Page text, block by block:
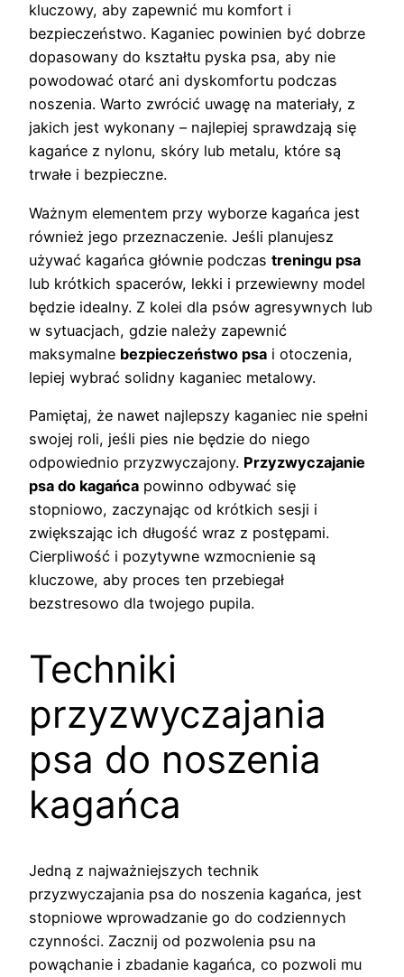
kluczowy, aby zapewnić mu komfort i
bezpieczeństwo. Kaganiec powinien być dobrze
dopasowany do kształtu pyska psa, aby nie
powodować otarć ani dyskomfortu podczas
noszenia. Warto zwrócić uwagę na materiały, z
jakich jest wykonany – najlepiej sprawdzają się
kagańce z nylonu, skóry lub metalu, które są
trwałe i bezpieczne.
Ważnym elementem przy wyborze kagańca jest
również jego przeznaczenie. Jeśli planujesz
używać kagańca głównie podczas treningu psa
lub krótkich spacerów, lekki i przewiewny model
będzie idealny. Z kolei dla psów agresywnych lub
w sytuacjach, gdzie należy zapewnić
maksymalne bezpieczeństwo psa i otoczenia,
lepiej wybrać solidny kaganiec metalowy.
Pamiętaj, że nawet najlepszy kaganiec nie spełni
swojej roli, jeśli pies nie będzie do niego
odpowiednio przyzwyczajony. Przyzwyczajanie
psa do kagańca powinno odbywać się
stopniowo, zaczynając od krótkich sesji i
zwiększając ich długość wraz z postępami.
Cierpliwość i pozytywne wzmocnienie są
kluczowe, aby proces ten przebiegał
bezstresowo dla twojego pupila.
Techniki
przyzwyczajania
psa do noszenia
kagańca
Jedną z najważniejszych technik
przyzwyczajania psa do noszenia kagańca, jest
stopniowe wprowadzanie go do codziennych
czynności. Zacznij od pozwolenia psu na
powąchanie i zbadanie kagańca, co pozwoli mu